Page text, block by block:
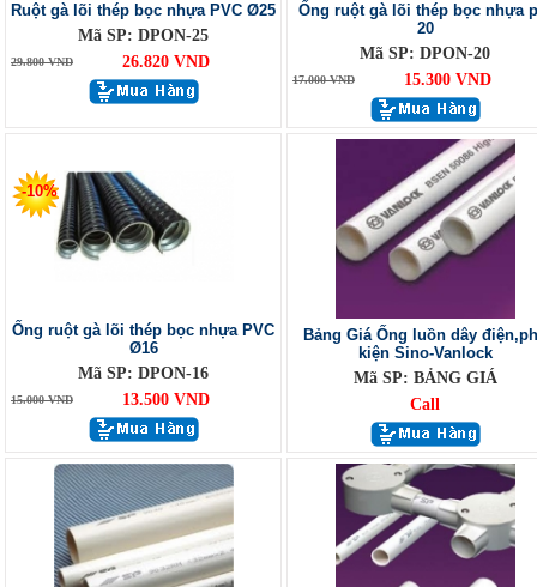
Ruột gà lõi thép bọc nhựa PVC Ø25
Mã SP: DPON-25
29.800 VND 26.820 VND
Ống ruột gà lõi thép bọc nhựa
20
Mã SP: DPON-20
17.000 VND 15.300 VND
-10%
Ống ruột gà lõi thép bọc nhựa PVC
Ø16
Mã SP: DPON-16
15.000 VND 13.500 VND
Bảng Giá Ống luồn dây
kiện Sino-Vanlock
Mã SP: BẢNG GIÁ
Call